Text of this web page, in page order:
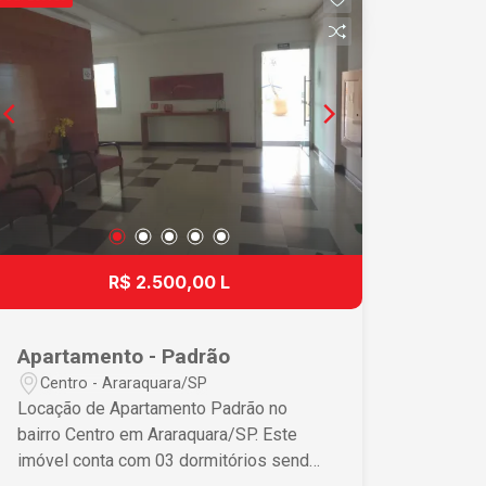
farmácias a 2 minutos do centro da
cidade. Para mais informações, entre
em contato conosco. Aproveite essa
oportunidade e agende uma visita para
conhecer seu novo lar!
R$ 2.500,00 L
Apartamento - Padrão
Centro - Araraquara/SP
Locação de Apartamento Padrão no
bairro Centro em Araraquara/SP. Este
imóvel conta com 03 dormitórios sendo